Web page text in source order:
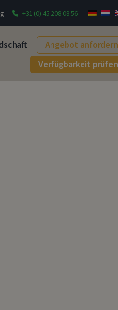
+31 (0) 45 208 08 56
Angebot anfordern
Verfügbarkeit prüfen